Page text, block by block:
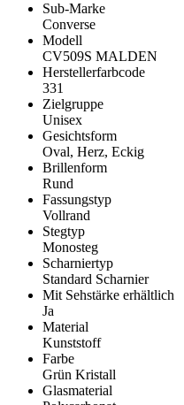
Sub-Marke
Converse
Modell
CV509S MALDEN
Herstellerfarbcode
331
Zielgruppe
Unisex
Gesichtsform
Oval, Herz, Eckig
Brillenform
Rund
Fassungstyp
Vollrand
Stegtyp
Monosteg
Scharniertyp
Standard Scharnier
Mit Sehstärke erhältlich
Ja
Material
Kunststoff
Farbe
Grün Kristall
Glasmaterial